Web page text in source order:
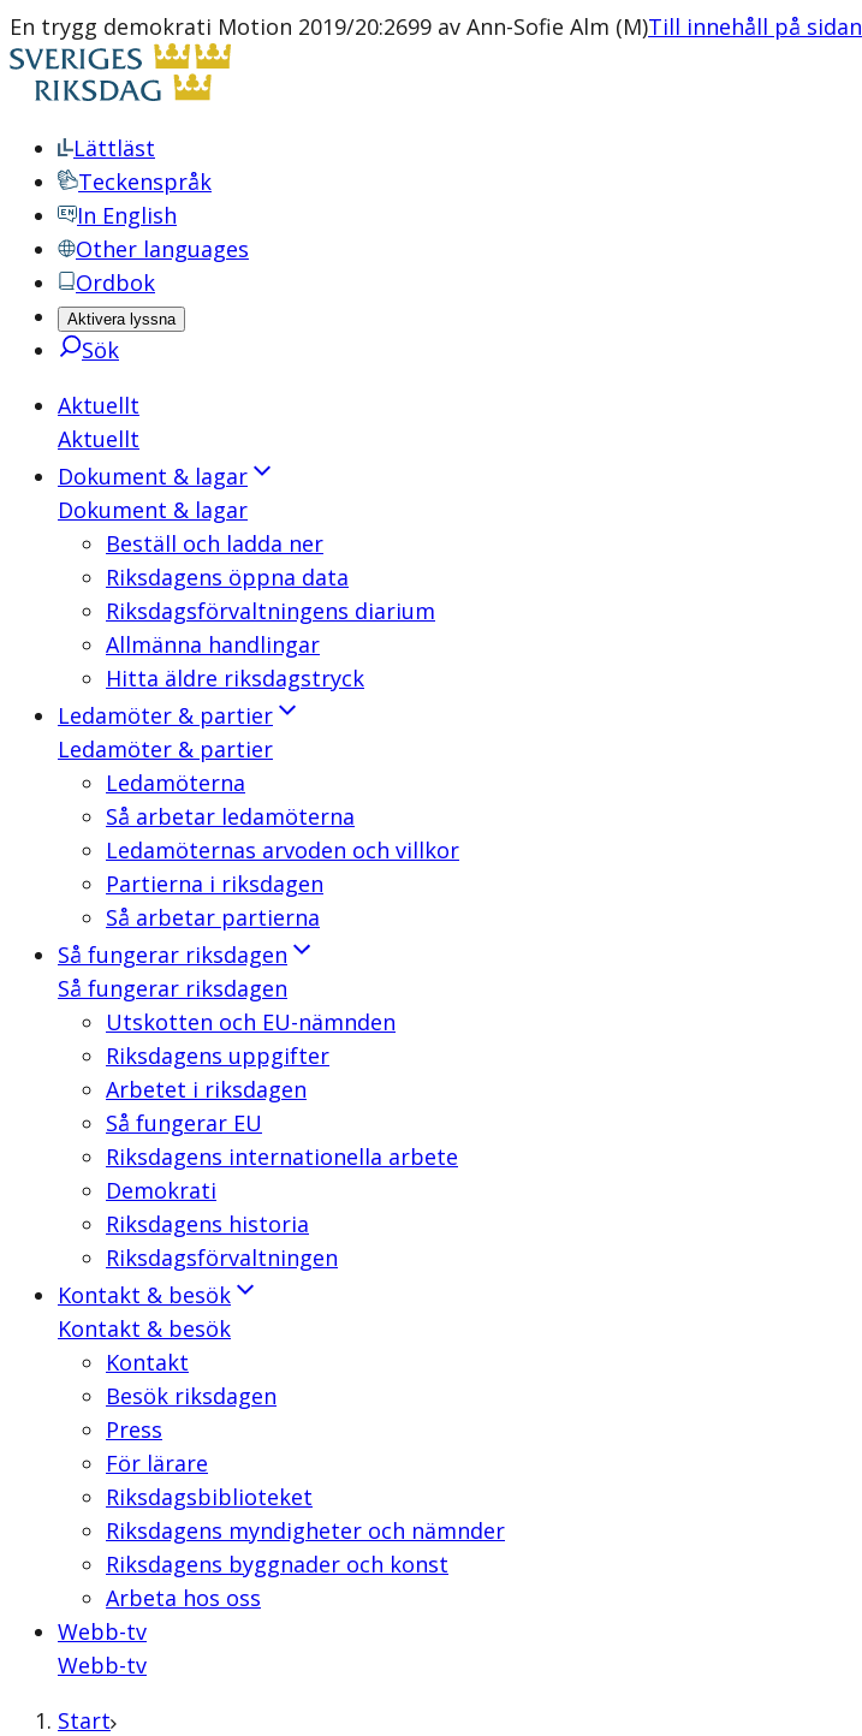
En trygg demokrati Motion 2019/20:2699 av Ann-Sofie Alm (M)Till innehåll på sidan
Lättläst
Teckenspråk
In English
Other languages
Ordbok
Aktivera lyssna
Sök
Aktuellt
Aktuellt
Dokument & lagar
Dokument & lagar
Beställ och ladda ner
Riksdagens öppna data
Riksdagsförvaltningens diarium
Allmänna handlingar
Hitta äldre riksdagstryck
Ledamöter & partier
Ledamöter & partier
Ledamöterna
Så arbetar ledamöterna
Ledamöternas arvoden och villkor
Partierna i riksdagen
Så arbetar partierna
Så fungerar riksdagen
Så fungerar riksdagen
Utskotten och EU-nämnden
Riksdagens uppgifter
Arbetet i riksdagen
Så fungerar EU
Riksdagens internationella arbete
Demokrati
Riksdagens historia
Riksdagsförvaltningen
Kontakt & besök
Kontakt & besök
Kontakt
Besök riksdagen
Press
För lärare
Riksdagsbiblioteket
Riksdagens myndigheter och nämnder
Riksdagens byggnader och konst
Arbeta hos oss
Webb-tv
Webb-tv
Start